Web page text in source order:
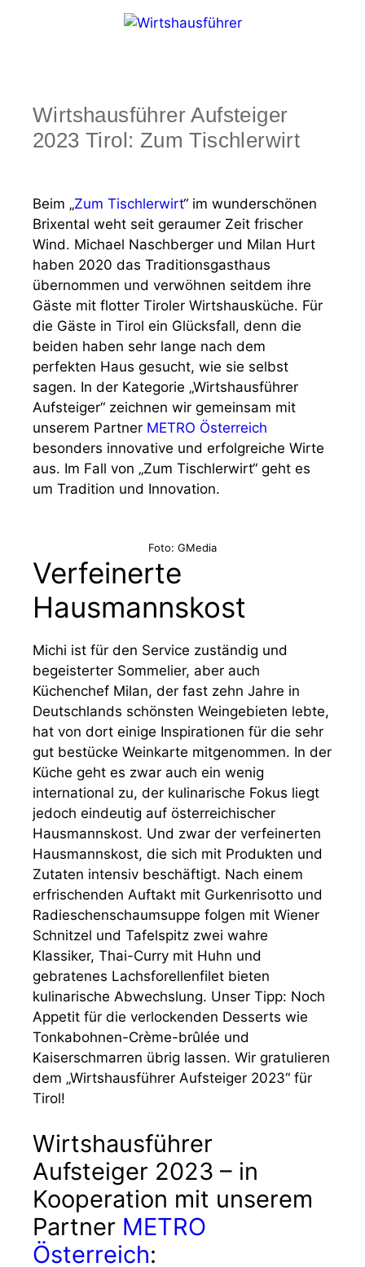
Wirtshausführer Aufsteiger
2023 Tirol: Zum Tischlerwirt
Beim „Zum Tischlerwirt“ im wunderschönen
Brixental weht seit geraumer Zeit frischer
Wind. Michael Naschberger und Milan Hurt
haben 2020 das Traditionsgasthaus
übernommen und verwöhnen seitdem ihre
Gäste mit flotter Tiroler Wirtshausküche. Für
die Gäste in Tirol ein Glücksfall, denn die
beiden haben sehr lange nach dem
perfekten Haus gesucht, wie sie selbst
sagen. In der Kategorie „Wirtshausführer
Aufsteiger“ zeichnen wir gemeinsam mit
unserem Partner METRO Österreich
besonders innovative und erfolgreiche Wirte
aus. Im Fall von „Zum Tischlerwirt“ geht es
um Tradition und Innovation.
Foto: GMedia
Verfeinerte
Hausmannskost
Michi ist für den Service zuständig und
begeisterter Sommelier, aber auch
Küchenchef Milan, der fast zehn Jahre in
Deutschlands schönsten Weingebieten lebte,
hat von dort einige Inspirationen für die sehr
gut bestücke Weinkarte mitgenommen. In der
Küche geht es zwar auch ein wenig
international zu, der kulinarische Fokus liegt
jedoch eindeutig auf österreichischer
Hausmannskost. Und zwar der verfeinerten
Hausmannskost, die sich mit Produkten und
Zutaten intensiv beschäftigt. Nach einem
erfrischenden Auftakt mit Gurkenrisotto und
Radieschenschaumsuppe folgen mit Wiener
Schnitzel und Tafelspitz zwei wahre
Klassiker, Thai-Curry mit Huhn und
gebratenes Lachsforellenfilet bieten
kulinarische Abwechslung. Unser Tipp: Noch
Appetit für die verlockenden Desserts wie
Tonkabohnen-Crème-brûlée und
Kaiserschmarren übrig lassen. Wir gratulieren
dem „Wirtshausführer Aufsteiger 2023“ für
Tirol!
Wirtshausführer
Aufsteiger 2023 – in
Kooperation mit unserem
Partner METRO
Österreich: